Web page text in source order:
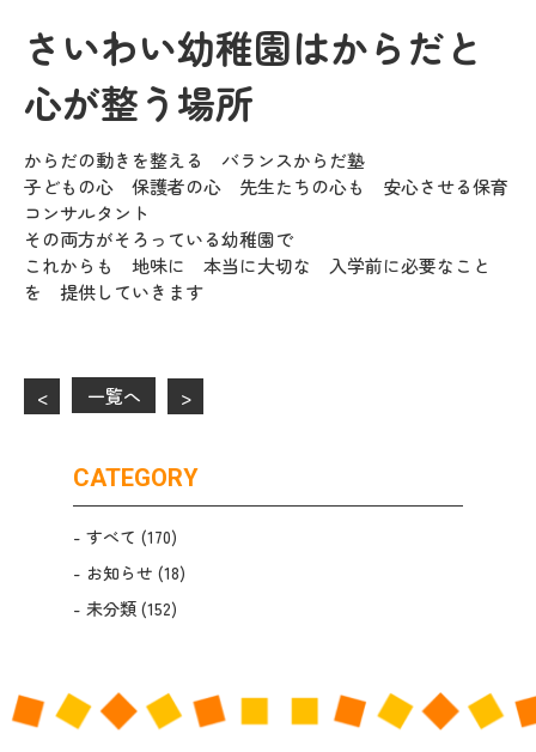
さいわい幼稚園はからだと
心が整う場所
からだの動きを整える バランスからだ塾
子どもの心 保護者の心 先生たちの心も 安心させる保育
コンサルタント
その両方がそろっている幼稚園で
これからも 地味に 本当に大切な 入学前に必要なこと
を 提供していきます
< 一覧へ >
CATEGORY
すべて (170)
お知らせ (18)
未分類(152)